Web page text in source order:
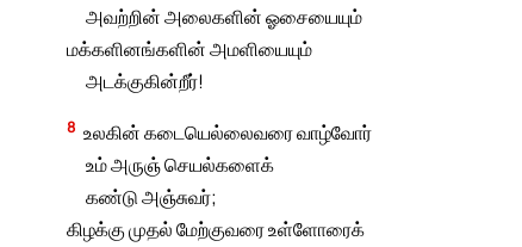
அவற்றின் அலைகளின் ஓசையையும்
மக்களினங்களின் அமளியையும்
அடக்குகின்றீர்!
8 உலகின் கடையெல்லைவரை வாழ்வோர்
உம் அருஞ் செயல்களைக்
கண்டு அஞ்சுவர்;
கிழக்கு முதல் மேற்குவரை உள்ளோரைக்